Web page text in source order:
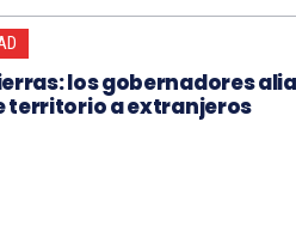
los gobernadores
territorio a extranjeros